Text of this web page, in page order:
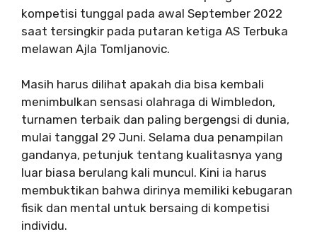
kompetisi tunggal pada awal September 2022
saat tersingkir pada putaran ketiga AS Terbuka
melawan Ajla Tomljanovic.
Masih harus dilihat apakah dia bisa kembali
menimbulkan sensasi olahraga di Wimbledon,
turnamen terbaik dan paling bergengsi di dunia,
mulai tanggal 29 Juni. Selama dua penampilan
gandanya, petunjuk tentang kualitasnya yang
luar biasa berulang kali muncul. Kini ia harus
membuktikan bahwa dirinya memiliki kebugaran
fisik dan mental untuk bersaing di kompetisi
individu.